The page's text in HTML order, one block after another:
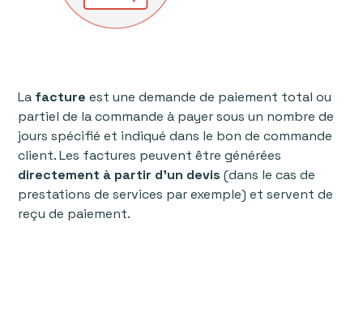
La facture est une demande de paiement total ou
partiel de la commande à payer sous un nombre de
jours spécifié et indiqué dans le bon de commande
client. Les factures peuvent être générées
directement à partir d'un devis (dans le cas de
prestations de services par exemple) et servent de
reçu de paiement.